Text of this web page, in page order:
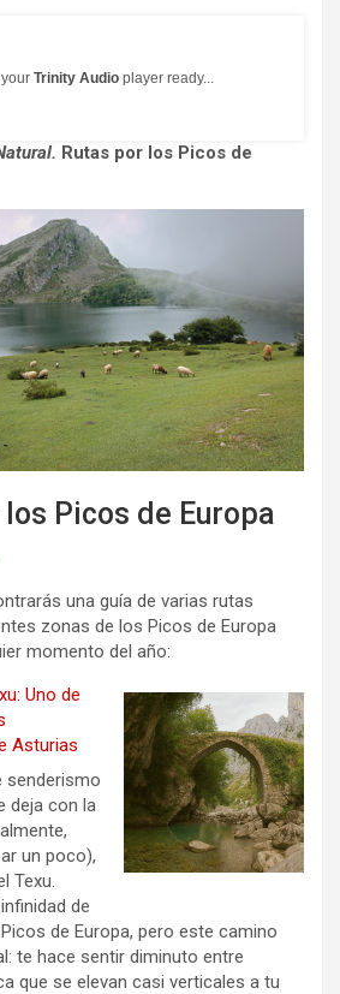
Trinity Audio player ready...
Rutas por los Picos de
los Picos de Europa
una guía de varias rutas
zonas de los Picos de Europa
momento del año:
Uno de
Asturias
senderismo
deja con la
un poco),
Texu.
de
de Europa, pero este camino
te hace sentir diminuto entre
que se elevan casi verticales a tu